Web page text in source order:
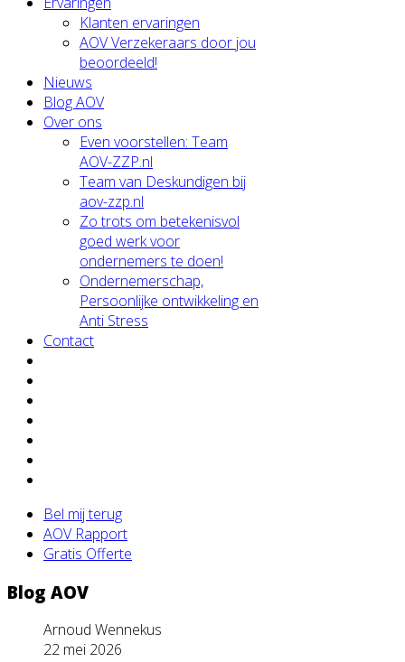
Klanten ervaringen
AOV Verzekeraars door jou
beoordeeld!
Nieuws
Blog AOV
Over ons
Even voorstellen: Team
AOV-ZZP.nl
Team van Deskundigen bij
aov-zzp.nl
Zo trots om betekenisvol
goed werk voor
ondernemers te doen!
Ondernemerschap,
Persoonlijke ontwikkeling en
Anti Stress
Contact
Bel mij terug
AOV Rapport
Gratis Offerte
Blog AOV
Arnoud Wennekus
22 mei 2026